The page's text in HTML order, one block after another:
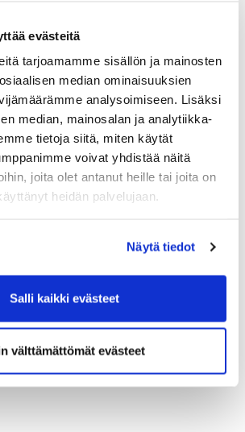
evästeitä
tarjoamamme sisällön ja mainosten
median ominaisuuksien
analysoimiseen. Lisäksi
median, mainosalan ja analytiikka-
tietoja siitä, miten käytät
voivat yhdistää näitä
joita olet antanut heille tai joita on
heidän palvelujaan.
Näytä tiedot
Salli kaikki evästeet
välttämättömät evästeet
aikana.
voi ostaa C-osakkeen hintaan
2026 (hoitovastike) = 715 €